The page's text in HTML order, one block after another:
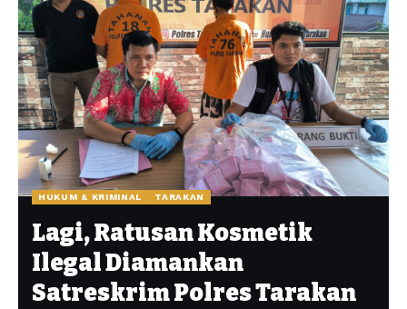
HUKUM & KRIMINAL TARAKAN
Lagi, Ratusan Kosmetik
Ilegal Diamankan
Satreskrim Polres Tarakan